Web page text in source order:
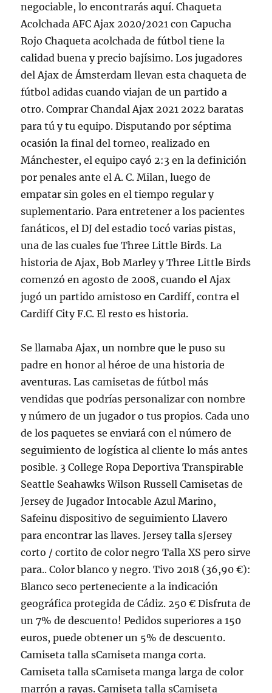
negociable, lo encontrarás aquí. Chaqueta
Acolchada AFC Ajax 2020/2021 con Capucha
Rojo Chaqueta acolchada de fútbol tiene la
calidad buena y precio bajísimo. Los jugadores
del Ajax de Ámsterdam llevan esta chaqueta de
fútbol adidas cuando viajan de un partido a
otro. Comprar Chandal Ajax 2021 2022 baratas
para tú y tu equipo. Disputando por séptima
ocasión la final del torneo, realizado en
Mánchester, el equipo cayó 2:3 en la definición
por penales ante el A. C. Milan, luego de
empatar sin goles en el tiempo regular y
suplementario. Para entretener a los pacientes
fanáticos, el DJ del estadio tocó varias pistas,
una de las cuales fue Three Little Birds. La
historia de Ajax, Bob Marley y Three Little Birds
comenzó en agosto de 2008, cuando el Ajax
jugó un partido amistoso en Cardiff, contra el
Cardiff City F.C. El resto es historia.
Se llamaba Ajax, un nombre que le puso su
padre en honor al héroe de una historia de
aventuras. Las camisetas de fútbol más
vendidas que podrías personalizar con nombre
y número de un jugador o tus propios. Cada uno
de los paquetes se enviará con el número de
seguimiento de logística al cliente lo más antes
posible. 3 College Ropa Deportiva Transpirable
Seattle Seahawks Wilson Russell Camisetas de
Jersey de Jugador Intocable Azul Marino,
Safeinu dispositivo de seguimiento Llavero
para encontrar las llaves. Jersey talla sJersey
corto / cortito de color negro Talla XS pero sirve
para.. Color blanco y negro. Tivo 2018 (36,90 €):
Blanco seco perteneciente a la indicación
geográfica protegida de Cádiz. 250 € Disfruta de
un 7% de descuento! Pedidos superiores a 150
euros, puede obtener un 5% de descuento.
Camiseta talla sCamiseta manga corta.
Camiseta talla sCamiseta manga larga de color
marrón a rayas. Camiseta talla sCamiseta